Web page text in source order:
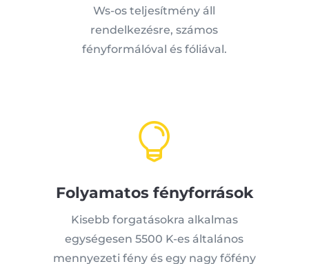
Ws-os teljesítmény áll
rendelkezésre, számos
fényformálóval és fóliával.

Folyamatos fényforrások
Kisebb forgatásokra alkalmas
egységesen 5500 K-es általános
mennyezeti fény és egy nagy főfény